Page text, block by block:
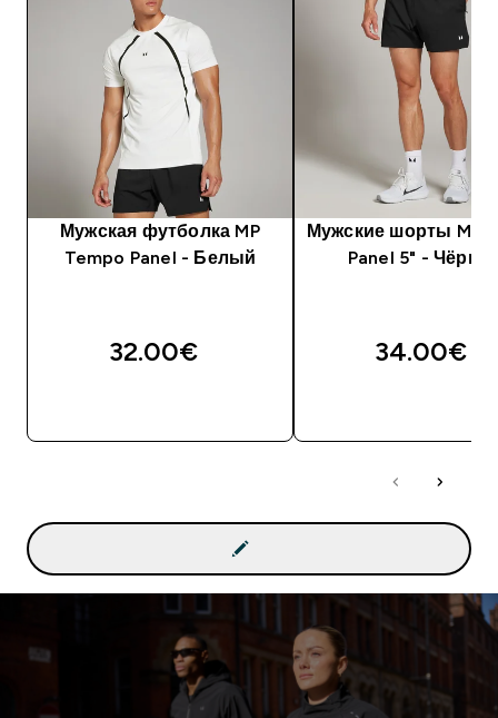
Мужская футболка MP
Tempo Panel - Белый
32.00€‎
Мужские шорты MP
Panel 5" -
34.00€‎